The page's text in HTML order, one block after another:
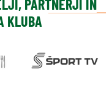
PARTNERJI IN
KLUBA